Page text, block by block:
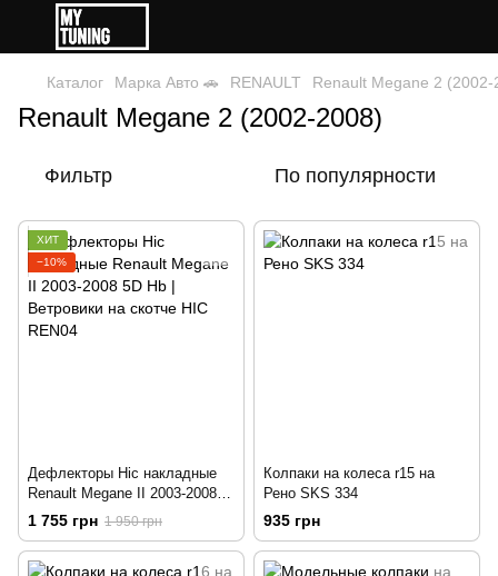
Каталог Марка Авто 🚗 RENAULT Renault Megane 2 (2002-
Renault Megane 2 (2002-2008)
Фильтр По популярности
ХИТ
−10%
Дефлекторы Hic накладные
Renault Megane II 2003-2008
5D Hb | Ветровики на скотче
HIC REN04
1 755 грн 1 950 грн
Колпаки на колеса r15 на
Рено SKS 334
935 грн